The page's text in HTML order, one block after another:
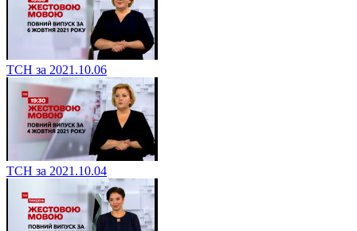
ТСН за 2021.10.06
ТСН за 2021.10.04